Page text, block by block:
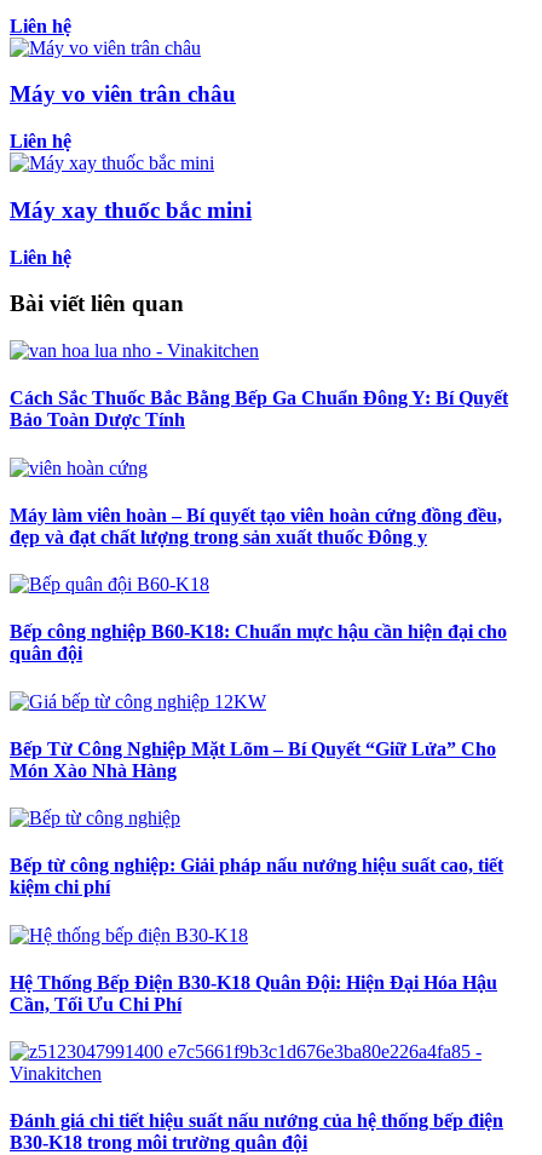
Liên hệ
Máy vo viên trân châu
Liên hệ
Máy xay thuốc bắc mini
Liên hệ
Bài viết liên quan
Cách Sắc Thuốc Bắc Bằng Bếp Ga Chuẩn Đông Y: Bí Quyết
Bảo Toàn Dược Tính
Máy làm viên hoàn – Bí quyết tạo viên hoàn cứng đồng đều,
đẹp và đạt chất lượng trong sản xuất thuốc Đông y
Bếp công nghiệp B60-K18: Chuẩn mực hậu cần hiện đại cho
quân đội
Bếp Từ Công Nghiệp Mặt Lõm – Bí Quyết “Giữ Lửa” Cho
Món Xào Nhà Hàng
Bếp từ công nghiệp: Giải pháp nấu nướng hiệu suất cao, tiết
kiệm chi phí
Hệ Thống Bếp Điện B30-K18 Quân Đội: Hiện Đại Hóa Hậu
Cần, Tối Ưu Chi Phí
Đánh giá chi tiết hiệu suất nấu nướng của hệ thống bếp điện
B30-K18 trong môi trường quân đội